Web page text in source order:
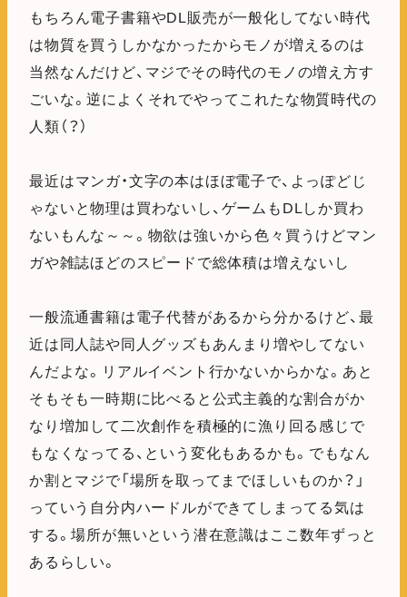
もちろん電子書籍やDL販売が一般化してない時代
は物質を買うしかなかったからモノが増えるのは
当然なんだけど、マジでその時代のモノの増え方す
ごいな。逆によくそれでやってこれたな物質時代の
人類（？）
最近はマンガ・文字の本はほぼ電子で、よっぽどじ
ゃないと物理は買わないし、ゲームもDLしか買わ
ないもんな～～。物欲は強いから色々買うけどマン
ガや雑誌ほどのスピードで総体積は増えないし
一般流通書籍は電子代替があるから分かるけど、最
近は同人誌や同人グッズもあんまり増やしてない
んだよな。リアルイベント行かないからかな。あと
そもそも一時期に比べると公式主義的な割合がか
なり増加して二次創作を積極的に漁り回る感じで
もなくなってる、という変化もあるかも。でもなん
か割とマジで「場所を取ってまでほしいものか？」
っていう自分内ハードルができてしまってる気は
する。場所が無いという潜在意識はここ数年ずっと
あるらしい。